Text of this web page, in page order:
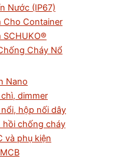
Nước (IP67)
Cho Container
SCHUKO®
Cháy Nổ
Nano
dimmer
hộp nối dây
hồi chống cháy
và phụ kiện